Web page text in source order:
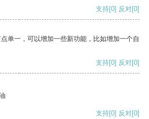
支持[0] 反对[0]
单一，可以增加一些新功能，比如增加一个自
支持[0] 反对[0]
支持[0] 反对[0]